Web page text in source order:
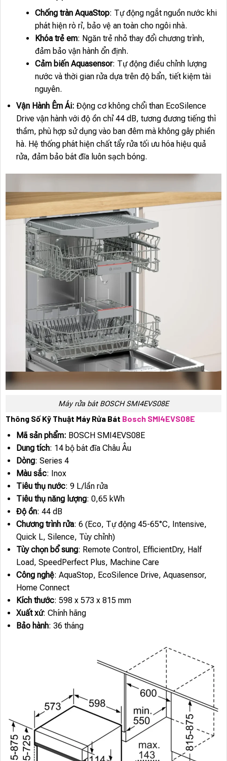
Chống tràn AquaStop: Tự động ngắt nguồn nước khi
phát hiện rò rỉ, bảo vệ an toàn cho ngôi nhà.
Khóa trẻ em: Ngăn trẻ nhỏ thay đổi chương trình,
đảm bảo vận hành ổn định.
Cảm biến Aquasensor: Tự động điều chỉnh lượng
nước và thời gian rửa dựa trên độ bẩn, tiết kiệm tài
nguyên.
Vận Hành Êm Ái: Động cơ không chổi than EcoSilence
Drive vận hành với độ ồn chỉ 44 dB, tương đương tiếng thì
thầm, phù hợp sử dụng vào ban đêm mà không gây phiền
hà. Hệ thống phát hiện chất tẩy rửa tối ưu hóa hiệu quả
rửa, đảm bảo bát đĩa luôn sạch bóng.
Máy rửa bát BOSCH SMI4EVS08E
Thông Số Kỹ Thuật Máy Rửa Bát Bosch SMI4EVS08E
Mã sản phẩm: BOSCH SMI4EVS08E
Dung tích: 14 bộ bát đĩa Châu Âu
Dòng: Series 4
Màu sắc: Inox
Tiêu thụ nước: 9 L/lần rửa
Tiêu thụ năng lượng: 0,65 kWh
Độ ồn: 44 dB
Chương trình rửa: 6 (Eco, Tự động 45-65°C, Intensive,
Quick L, Silence, Tùy chỉnh)
Tùy chọn bổ sung: Remote Control, EfficientDry, Half
Load, SpeedPerfect Plus, Machine Care
Công nghệ: AquaStop, EcoSilence Drive, Aquasensor,
Home Connect
Kích thước: 598 x 573 x 815 mm
Xuất xứ: Chính hãng
Bảo hành: 36 tháng